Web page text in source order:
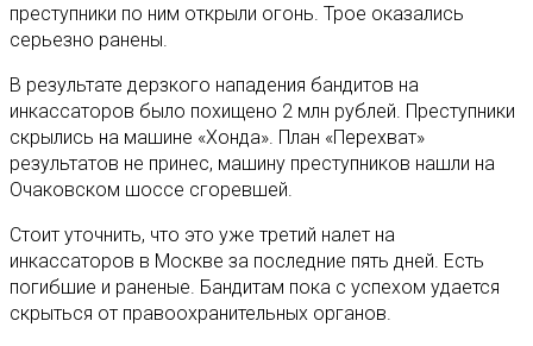
преступники по ним открыли огонь. Трое оказались
серьезно ранены.
В результате дерзкого нападения бандитов на
инкассаторов было похищено 2 млн рублей. Преступники
скрылись на машине «Хонда». План «Перехват»
результатов не принес, машину преступников нашли на
Очаковском шоссе сгоревшей.
Стоит уточнить, что это уже третий налет на
инкассаторов в Москве за последние пять дней. Есть
погибшие и раненые. Бандитам пока с успехом удается
скрыться от правоохранительных органов.